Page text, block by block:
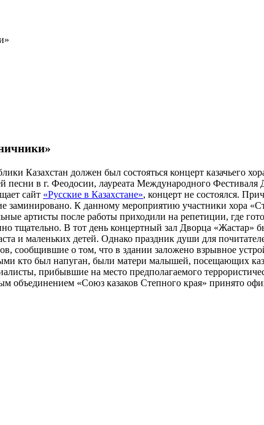
Казахстан должен был состояться концерт казачьего
песни в г. Феодосии, лауреата Международного
сайт «Русские в Казахстане», концерт не состоялся.
заминировано. К данному мероприятию участники хора
артисты после работы приходили на репетиции, где
тщательно. В тот день концертный зал Дворца «Жастар»
и маленьких детей. Однако праздник души для
сообщившие о том, что в здании заложено взрывное
кто был напуган, были матери малышей, посещающих
прибывшие на место предполагаемого
«Союз казаков Степного края» принято